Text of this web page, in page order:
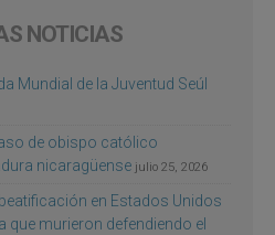
NOTICIAS
Mundial de la Juventud Seúl
de obispo católico
nicaragüense julio 25, 2026
en Estados Unidos
que murieron defendiendo el